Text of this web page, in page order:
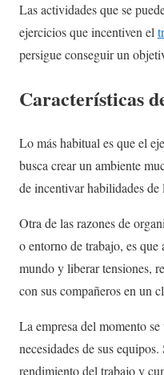
Las actividades que se
ejercicios que incentiven el
persigue conseguir un
Características
Lo más habitual es que el
busca crear un ambiente
de incentivar habilidades
Otra de las razones de
o entorno de trabajo, es que
mundo y liberar tensiones,
con sus compañeros en un
La empresa del momento
necesidades de sus
rendimiento del trabajo y